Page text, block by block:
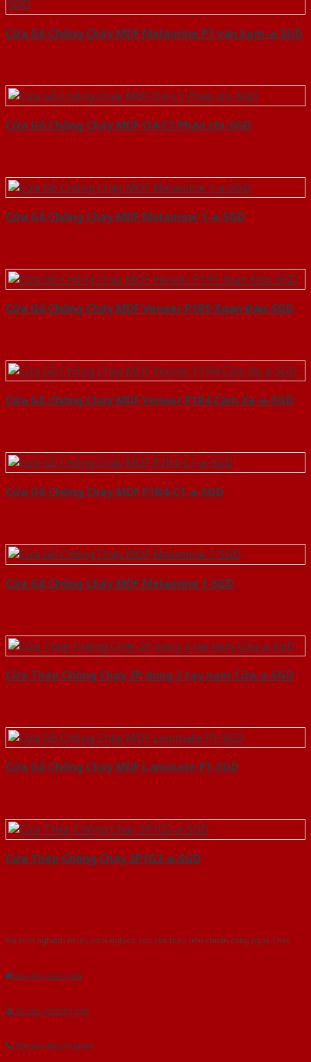
Cửa Gỗ Chống Cháy MDF Melamine P1 van kem-a-SGD
Cửa Gỗ Chống Cháy MDF O4-C1 Phào chi-SGD
Cửa Gỗ Chống Cháy MDF Melamine 1-a-SGD
Cửa Gỗ Chống Cháy MDF Veneer P1R5 Xoan Đào-SGD
Cửa Gỗ Chống Cháy MDF Veneer P1R4 Căm Xe-a-SGD
Cửa Gỗ Chống Cháy MDF P1R4-C1-a-SGD
Cửa Gỗ Chống Cháy MDF Melamine 1-SGD
Cửa Thép Chống Cháy 2P dung 2 tay nam Cửa-a-SGD
Cửa Gỗ Chống Cháy MDF Laminate P1-SGD
Cửa Thép Chống Cháy 2P1G2-a-SGD
Với kinh nghiệm nhiêu năm nghiên cứu cửa theo tiêu chuẩn công nghệ Châu
Gửi yêu cầu tư vấn
Tải báo giá tổng hợp
Yêu cầu gọi lại (3 phút)